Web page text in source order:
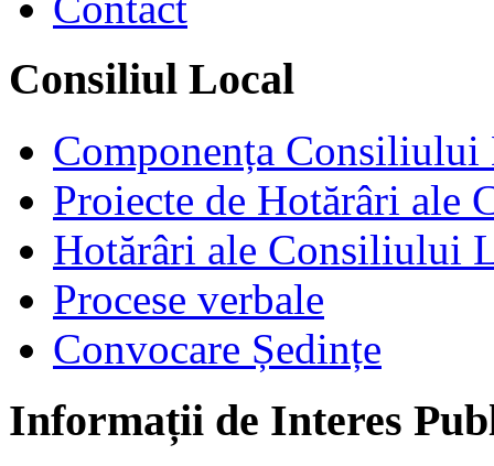
Consiliul Local
Componența Consiliului
Proiecte de Hotărâri ale
Hotărâri ale Consiliului
Procese verbale
Convocare Ședințe
Informații de Interes